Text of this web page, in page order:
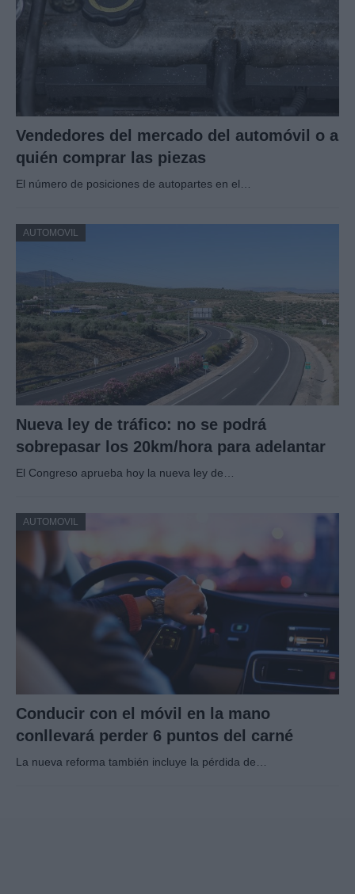
Vendedores del mercado del automóvil o a
quién comprar las piezas
El número de posiciones de autopartes en el…
AUTOMOVIL
Nueva ley de tráfico: no se podrá
sobrepasar los 20km/hora para adelantar
El Congreso aprueba hoy la nueva ley de…
AUTOMOVIL
Conducir con el móvil en la mano
conllevará perder 6 puntos del carné
La nueva reforma también incluye la pérdida de…